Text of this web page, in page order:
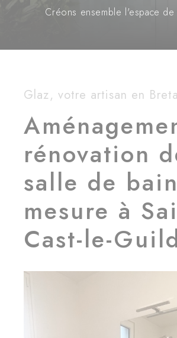
Créons ensemble l'espace
Glaz, votre artisan en
rénovation
salle de
mesure à
Cast-le-